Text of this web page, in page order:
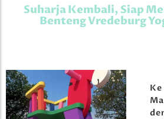
Suharja Kembali, Siap
Benteng Vredeburg